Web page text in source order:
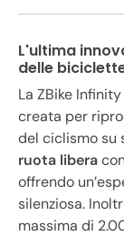
L'ultima
delle
La ZBike
creata per
del ciclismo su
ruota libera
offrendo
silenziosa.
massima di